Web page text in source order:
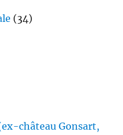
(34)
château Gonsart,